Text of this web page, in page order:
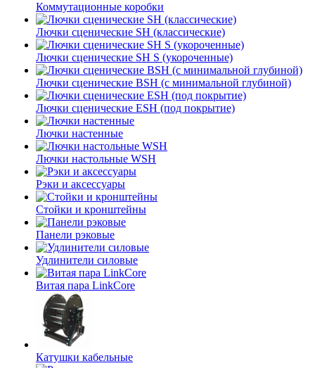
Коммутационные коробки
Лючки сценические SH (классические)
Лючки сценические SH S (укороченные)
Лючки сценические BSH (с минимальной глубиной)
Лючки сценические ESH (под покрытие)
Лючки настенные
Лючки настольные WSH
Рэки и аксессуары
Стойки и кронштейны
Панели рэковые
Удлинители силовые
Витая пара LinkCore
Катушки кабельные